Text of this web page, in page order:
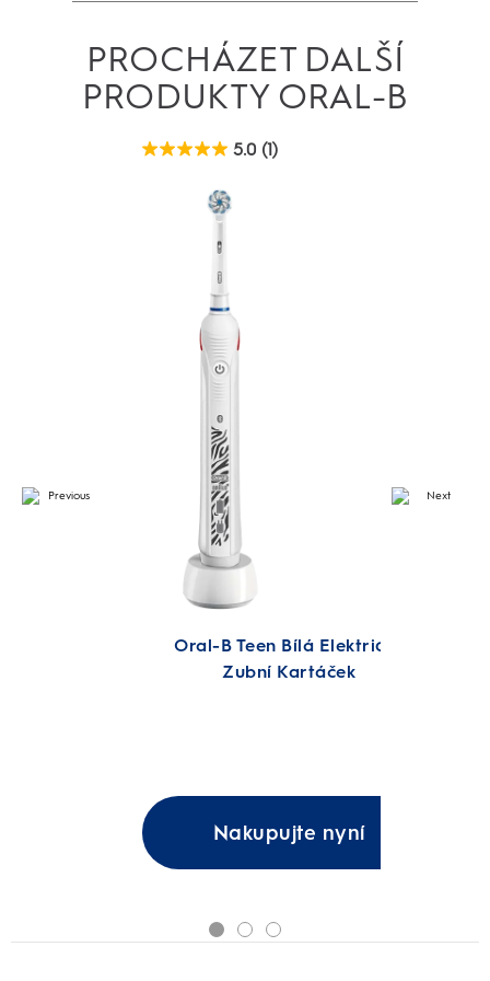
PROCHÁZET DALŠÍ
PRODUKTY ORAL-B
5.0 (1)
5.0
Oral-B Teen Bílá Elektrický
Zubní Kartáček
Nakupujte nyní